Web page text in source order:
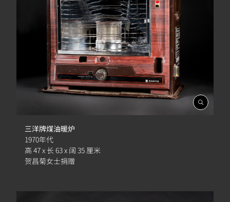
開
啟
三洋牌煤油暖炉
1970年代
高 47 x 长 63 x 阔 35 厘米
贺昌菊女士捐赠